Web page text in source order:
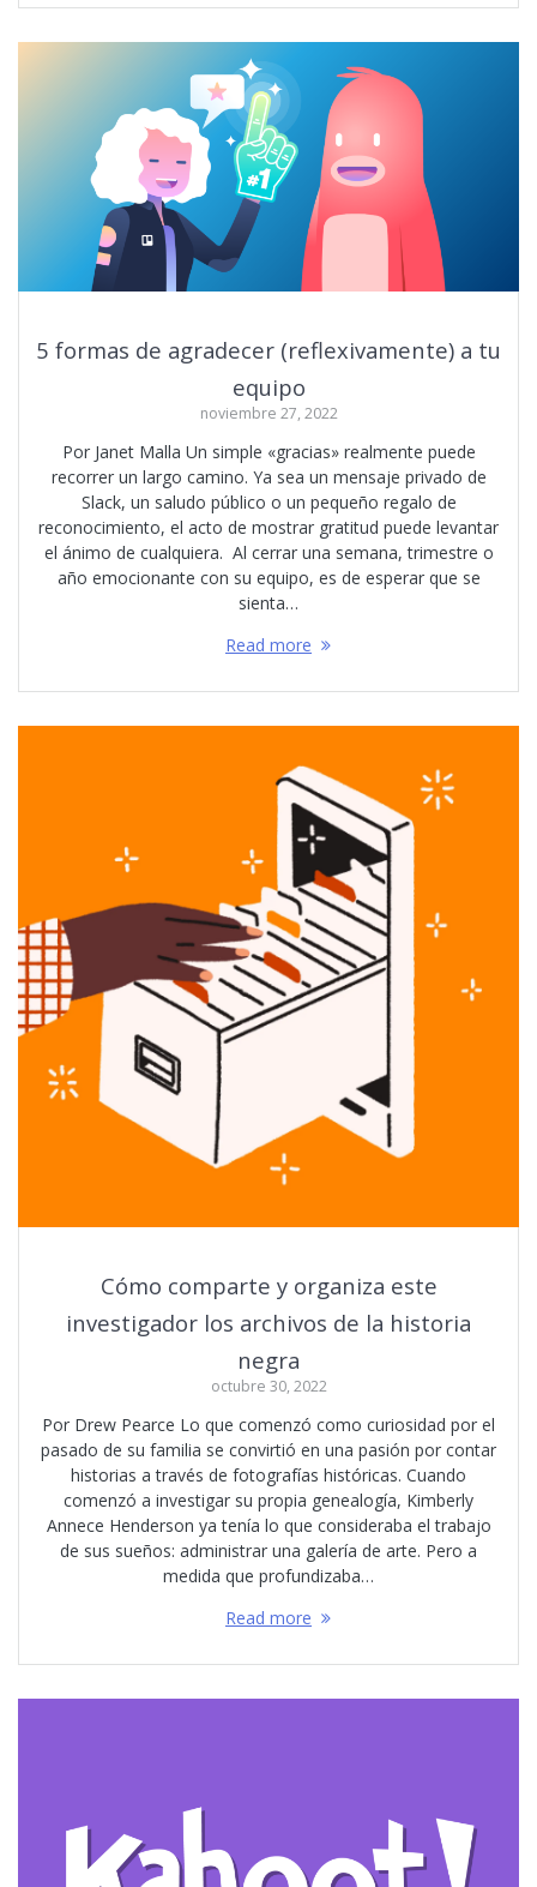
5 formas de agradecer (reflexivamente) a tu
equipo
noviembre 27, 2022
Por Janet Malla Un simple «gracias» realmente puede
recorrer un largo camino. Ya sea un mensaje privado de
Slack, un saludo público o un pequeño regalo de
reconocimiento, el acto de mostrar gratitud puede levantar
el ánimo de cualquiera. Al cerrar una semana, trimestre o
año emocionante con su equipo, es de esperar que se
sienta…
Read more
Cómo comparte y organiza este
investigador los archivos de la historia
negra
octubre 30, 2022
Por Drew Pearce Lo que comenzó como curiosidad por el
pasado de su familia se convirtió en una pasión por contar
historias a través de fotografías históricas. Cuando
comenzó a investigar su propia genealogía, Kimberly
Annece Henderson ya tenía lo que consideraba el trabajo
de sus sueños: administrar una galería de arte. Pero a
medida que profundizaba…
Read more